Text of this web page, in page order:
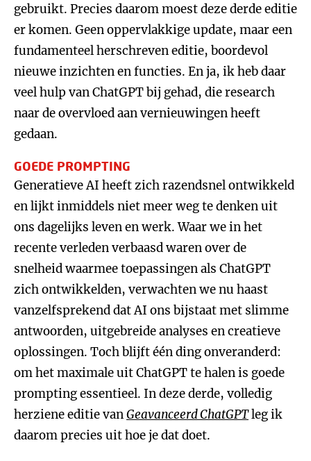
gebruikt. Precies daarom moest deze derde editie
er komen. Geen oppervlakkige update, maar een
fundamenteel herschreven editie, boordevol
nieuwe inzichten en functies. En ja, ik heb daar
veel hulp van ChatGPT bij gehad, die research
naar de overvloed aan vernieuwingen heeft
gedaan.
GOEDE PROMPTING
Generatieve AI heeft zich razendsnel ontwikkeld
en lijkt inmiddels niet meer weg te denken uit
ons dagelijks leven en werk. Waar we in het
recente verleden verbaasd waren over de
snelheid waarmee toepassingen als ChatGPT
zich ontwikkelden, verwachten we nu haast
vanzelfsprekend dat AI ons bijstaat met slimme
antwoorden, uitgebreide analyses en creatieve
oplossingen. Toch blijft één ding onveranderd:
om het maximale uit ChatGPT te halen is goede
prompting essentieel. In deze derde, volledig
herziene editie vanGeavanceerd ChatGPTleg ik
daarom precies uit hoe je dat doet.